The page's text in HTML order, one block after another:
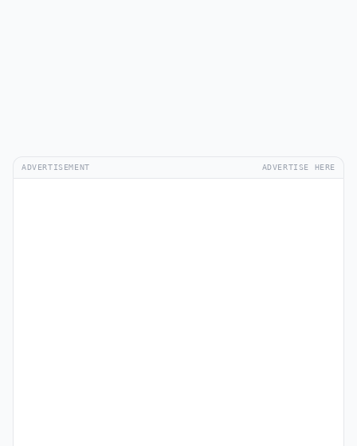
ADVERTISEMENT ADVERTISE HERE